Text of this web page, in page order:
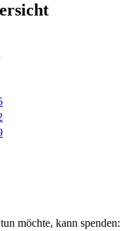
möchte, kann spenden: